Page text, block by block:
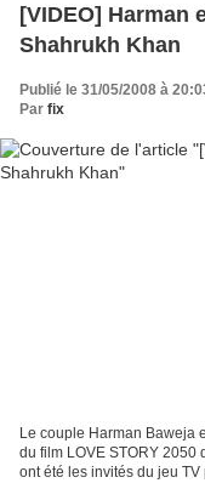
[VIDEO] Harman
Shahrukh Khan
Publié le 31/05/2008 à
Par fix
Le couple Harman Baweja
du film LOVE STORY 2050
ont été les invités du jeu